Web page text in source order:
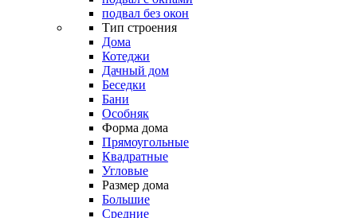
подвал без окон
Тип строения
Дома
Котеджи
Дачный дом
Беседки
Бани
Особняк
Форма дома
Прямоугольные
Квадратные
Угловые
Размер дома
Большие
Средние